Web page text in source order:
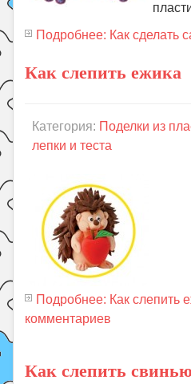
Подробнее: Как сделать
Как слепить ежика
Категория: Поделки из
лепки и теста
Подробнее: Как слепить
комментариев
Как слепить